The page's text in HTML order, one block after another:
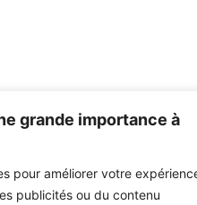
grande importance à
pour améliorer votre
publicités ou du contenu